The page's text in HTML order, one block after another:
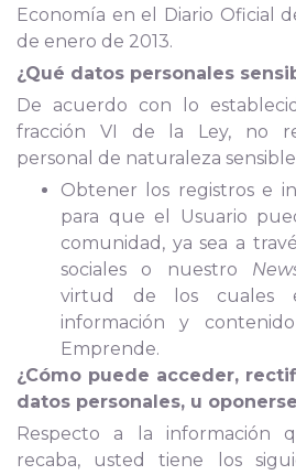
Economía en el Diario Oficial
de enero de 2013.
¿Qué datos personales
De acuerdo con lo
fracción VI de la Ley, no
personal de naturaleza
Obtener los registros e
para que el Usuario
comunidad, ya sea a
sociales o nuestro
virtud de los cuales
información y
Emprende.
¿Cómo puede acceder,
datos personales, u
Respecto a la información
recaba, usted tiene los